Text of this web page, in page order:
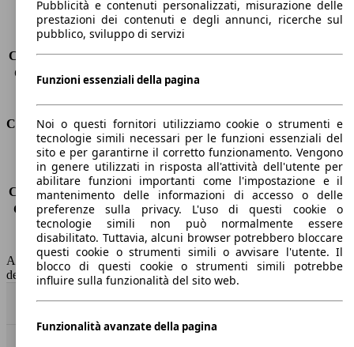
Porte
5
Sedili
5
Carico sul tetto
-
Capacità di traino (senza freni) -
Capacità di traino (con freni)
1750 kg
463 - 1454 l
Consumi
Emissioni di CO2*
-
Consumo (urbano)
-
Consumo (extra-urbano) -
Consumo (combinato)*
-
Classe di emissione
Euro 6
Capacità del serbatoio
55 l
AutoScout24 non si assume alcuna responsabilità per la correttezza
dei dati.
Torna su
Pubblicità e contenuti personalizzati, misurazione delle
prestazioni dei contenuti e degli annunci, ricerche sul
pubblico, sviluppo di servizi
Funzioni essenziali della pagina
Noi o questi fornitori utilizziamo cookie o strumenti e
tecnologie simili necessari per le funzioni essenziali del
sito e per garantirne il corretto funzionamento. Vengono
in genere utilizzati in risposta all'attività dell'utente per
abilitare funzioni importanti come l'impostazione e il
mantenimento delle informazioni di accesso o delle
preferenze sulla privacy. L'uso di questi cookie o
tecnologie simili non può normalmente essere
disabilitato. Tuttavia, alcuni browser potrebbero bloccare
questi cookie o strumenti simili o avvisare l'utente. Il
blocco di questi cookie o strumenti simili potrebbe
influire sulla funzionalità del sito web.
Funzionalità avanzate della pagina